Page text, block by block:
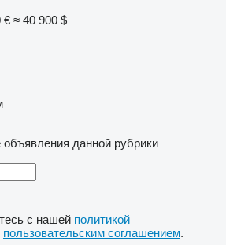
€ ≈ 40 900 $
данной рубрики
с нашей политикой
пользовательским соглашением.